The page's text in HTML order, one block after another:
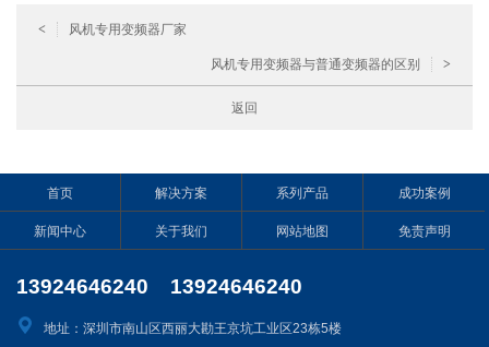
< 风机专用变频器厂家
风机专用变频器与普通变频器的区别 >
返回
首页 解决方案 系列产品 成功案例
新闻中心 关于我们 网站地图 免责声明
13924646240 13924646240
地址：深圳市南山区西丽大勘王京坑工业区23栋5楼